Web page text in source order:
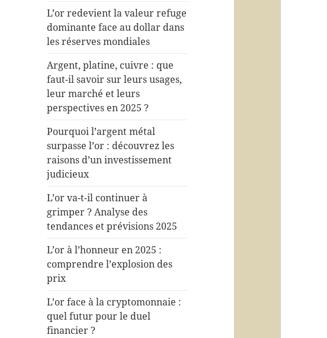
L’or redevient la valeur refuge
dominante face au dollar dans
les réserves mondiales
Argent, platine, cuivre : que
faut-il savoir sur leurs usages,
leur marché et leurs
perspectives en 2025 ?
Pourquoi l’argent métal
surpasse l’or : découvrez les
raisons d’un investissement
judicieux
L’or va-t-il continuer à
grimper ? Analyse des
tendances et prévisions 2025
L’or à l’honneur en 2025 :
comprendre l’explosion des
prix
L’or face à la cryptomonnaie :
quel futur pour le duel
financier ?